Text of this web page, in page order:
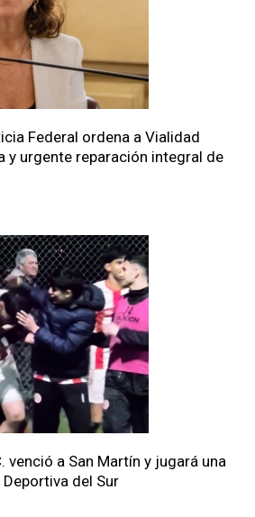
Federal ordena a Vialidad
y urgente reparación integral de
venció a San Martín y jugará una
del Sur